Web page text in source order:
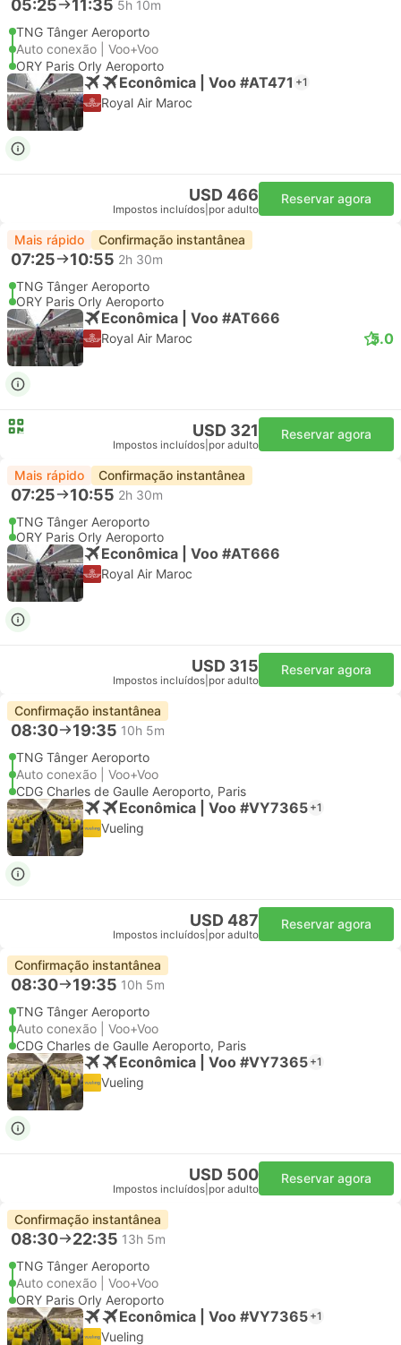
05:25 11:35 5h 10m
TNG Tânger Aeroporto
Auto conexão | Voo+Voo
ORY Paris Orly Aeroporto
Econômica | Voo #AT471 +1
Royal Air Maroc
USD 466
Impostos incluídos por adulto
Reservar agora
Mais rápido Confirmação instantânea
07:25 10:55 2h 30m
TNG Tânger Aeroporto
ORY Paris Orly Aeroporto
Econômica | Voo #AT666
Royal Air Maroc 5.0
USD 321
Impostos incluídos por adulto
Reservar agora
Mais rápido Confirmação instantânea
07:25 10:55 2h 30m
TNG Tânger Aeroporto
ORY Paris Orly Aeroporto
Econômica | Voo #AT666
Royal Air Maroc
USD 315
Impostos incluídos por adulto
Reservar agora
Confirmação instantânea
08:30 19:35 10h 5m
TNG Tânger Aeroporto
Auto conexão | Voo+Voo
CDG Charles de Gaulle Aeroporto, Paris
Econômica | Voo #VY7365 +1
Vueling
USD 487
Impostos incluídos por adulto
Reservar agora
Confirmação instantânea
08:30 19:35 10h 5m
TNG Tânger Aeroporto
Auto conexão | Voo+Voo
CDG Charles de Gaulle Aeroporto, Paris
Econômica | Voo #VY7365 +1
Vueling
USD 500
Impostos incluídos por adulto
Reservar agora
Confirmação instantânea
08:30 22:35 13h 5m
TNG Tânger Aeroporto
Auto conexão | Voo+Voo
ORY Paris Orly Aeroporto
Econômica | Voo #VY7365 +1
Vueling